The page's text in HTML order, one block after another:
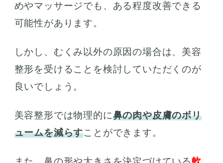
めやマッサージでも、ある程度改善できる
可能性があります。
しかし、むくみ以外の原因の場合は、美容
整形を受けることを検討していただくのが
良いでしょう。
美容整形では物理的に鼻の肉や皮膚のボリ
ュームを減らすことができます。